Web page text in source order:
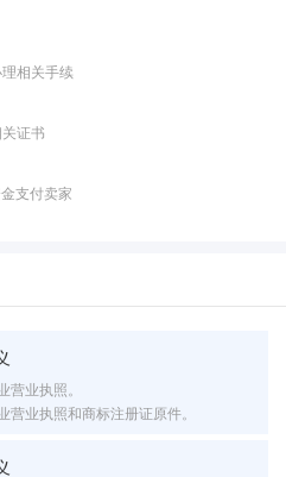
相关手续
证书
支付卖家
营业执照。
营业执照和商标注册证原件。